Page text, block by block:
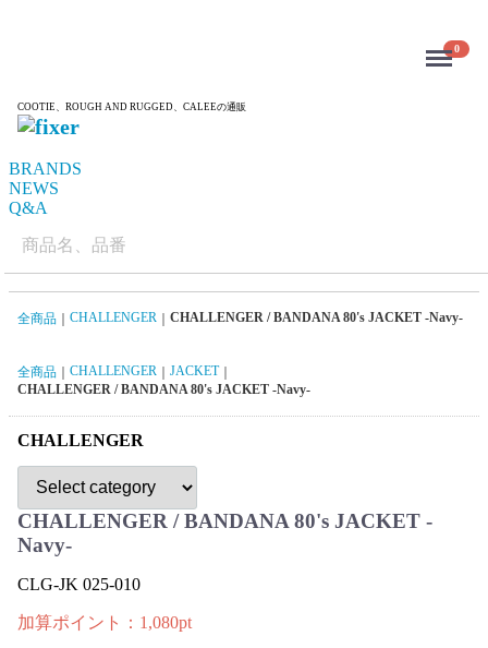
0
COOTIE、ROUGH AND RUGGED、CALEEの通販
Menu
BRANDS
NEWS
Q&A
全商品 CHALLENGER CHALLENGER / BANDANA 80's JACKET -Navy-
全商品 CHALLENGER
JACKET
CHALLENGER / BANDANA 80's JACKET -Navy-
CHALLENGER
CHALLENGER / BANDANA 80's JACKET -
Navy-
CLG-JK 025-010
加算ポイント： 1,080pt